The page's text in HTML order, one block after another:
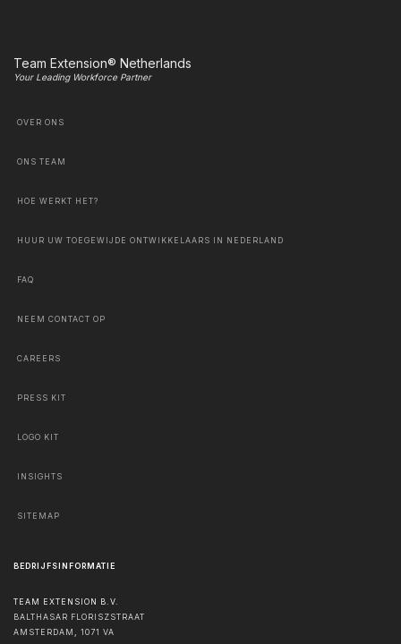
Team Extension® Netherlands
Your Leading Workforce Partner
OVER ONS
ONS TEAM
HOE WERKT HET?
HUUR UW TOEGEWIJDE ONTWIKKELAARS IN NEDERLAND
FAQ
NEEM CONTACT OP
CAREERS
PRESS KIT
LOGO KIT
INSIGHTS
SITEMAP
BEDRIJFSINFORMATIE
TEAM EXTENSION B.V.
BALTHASAR FLORISZSTRAAT
AMSTERDAM
1071 VA